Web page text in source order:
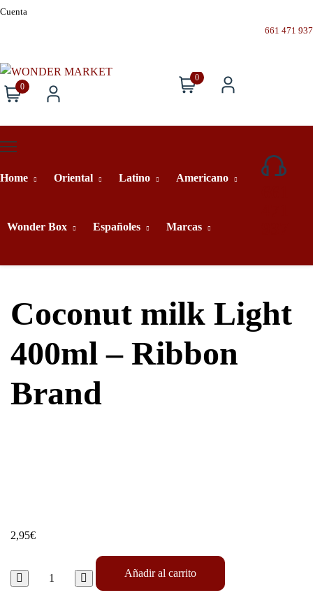
Cuenta
661 471 937
0
0
Home Oriental Latino Americano
Wonder Box Españoles Marcas
Coconut milk Light
400ml – Ribbon
Brand
2,95€
Añadir al carrito